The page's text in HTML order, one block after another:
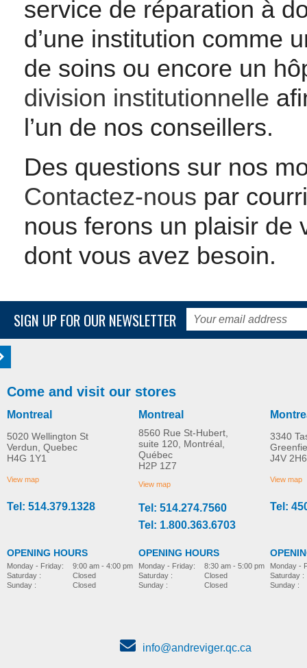
service de réparation à
d’une institution comme
de soins ou encore un
division institutionnelle
l’un de nos conseillers.
Des questions sur nos
Contactez-nous par
nous ferons un plaisir de
dont vous avez besoin.
SIGN UP FOR OUR NEWSLETTER
Come and visit our stores
Montreal
5020 Wellington St
Verdun, Quebec
H4G 1Y1
View map
Tel: 514.379.1328
OPENING HOURS
Monday - Friday:
Saturday :
Sunday :
9:00 am - 4:00 pm
Closed
Closed
Montreal
8560 Rue St-Hubert,
suite 120, Montréal,
Québec
H2P 1Z7
View map
Tel: 514.274.7560
Tel: 1.800.363.6703
OPENING HOURS
Monday - Friday:
Saturday :
Sunday :
8:30 am - 5:00 pm
Closed
Closed
3340
J4V 2H6
View map
Tel:
Monday -
Saturday :
Sunday :
info@andreviger.qc.ca